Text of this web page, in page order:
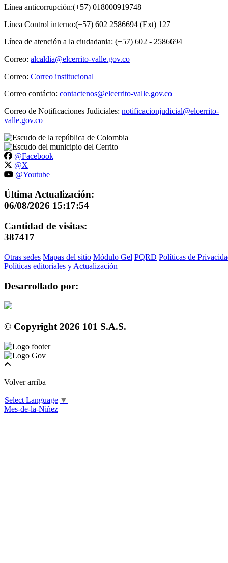
Línea anticorrupción:(+57) 018000919748
Línea Control interno:(+57) 602 2586694 (Ext) 127
Línea de atención a la ciudadania: (+57) 602 - 2586694
Correo: alcaldia@elcerrito-valle.gov.co
Correo: Correo institucional
Correo contácto: contactenos@elcerrito-valle.gov.co
Correo de Notificaciones Judiciales: notificacionjudicial@elcerrito-
valle.gov.co
@Facebook
@X
@Youtube
Última Actualización:
06/08/2026 15:17:54
Cantidad de visitas:
387417
Otras sedes Mapas del sitio Módulo Gel PQRD Políticas de
Políticas editoriales y Actualización
Desarrollado por:
© Copyright 2026 101 S.A.S.
Volver arriba
Select Language ▼
Mes-de-la-Niñez